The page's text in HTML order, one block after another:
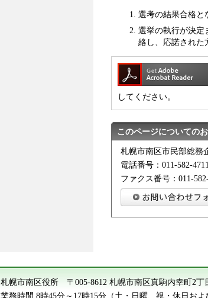
選考の結果合格と
選挙の執行が決定
絡し、応諾された
してください。
このページについての
札幌市南区市民部総務
電話番号：011-582-4711
ファクス番号：011-
札幌市南区役所 〒005-8612 札幌市南区真駒内幸町2丁
業務時間 8時45分～17時15分（土・日曜、祝・休日およ